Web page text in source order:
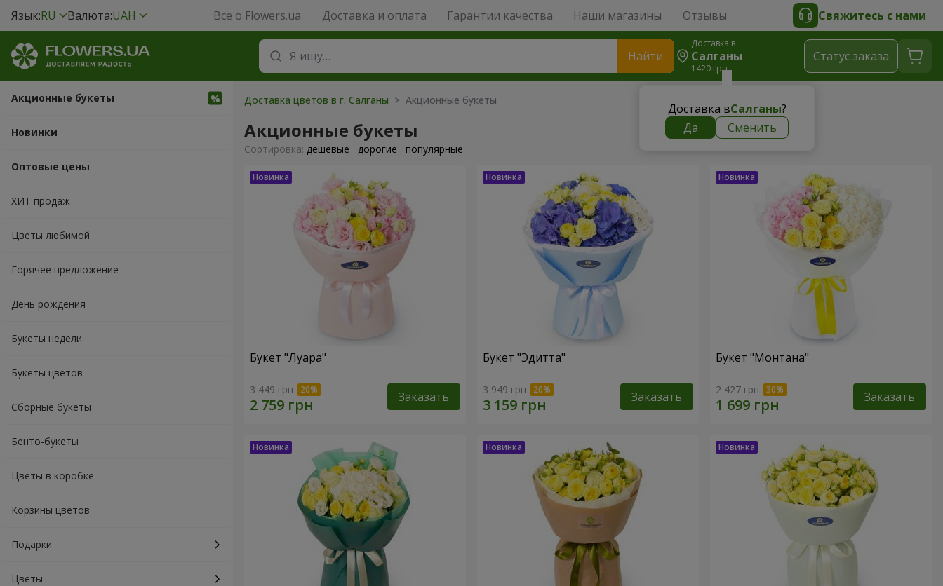
Язык:RU Валюта:UAH Все о Flowers.ua Доставка и оплата Гарантии качества Наши магазины Отзывы Свяжитесь с нами
Найти
Доставка в
Салганы
1420 грн
Доставка вСалганы?
Да
Сменить
Cтатус заказа
Акционные букеты
Новинки
Оптовые цены
ХИТ продаж
Цветы любимой
Горячее предложение
День рождения
Букеты недели
Букеты цветов
Сборные букеты
Бенто-букеты
Цветы в коробке
Корзины цветов
Подарки
Цветы
Доставка цветов в г. Салганы > Акционные букеты
Акционные букеты
Cортировка: дешевые дорогие популярные
Букет "Луара"
3 449 грн Заказать
Букет "Эдитта"
3 949 грн Заказать
Букет "Монтана"
2 427 грн Заказать